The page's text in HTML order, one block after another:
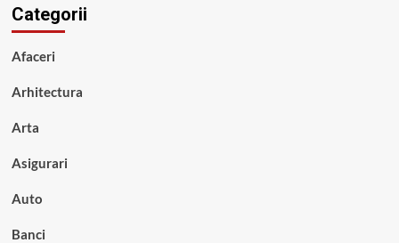
Categorii
Afaceri
Arhitectura
Arta
Asigurari
Auto
Banci